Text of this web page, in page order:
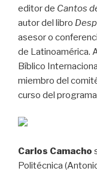
editor de Cantos
autor del libro
asesor o
de Latinoamérica.
Bíblico
miembro del
curso del
Carlos Camacho
Politécnica